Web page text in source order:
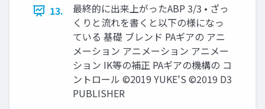
13.
最終的に出来上がったABP 3/3 • ざっ
くりと流れを書くと以下の様になっ
ている 基礎 ブレンド PAギアの アニ
メーション アニメーション アニメー
ション IK等の補正 PAギアの機構の コ
ントロール ©2019 YUKE'S ©2019 D3
PUBLISHER